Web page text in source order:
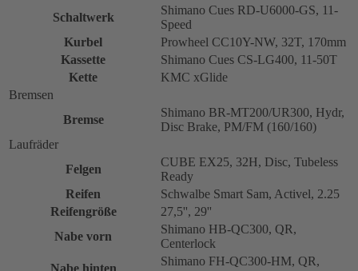
Schaltwerk
Shimano Cues RD-U6000-GS, 11-
Speed
Kurbel
Prowheel CC10Y-NW, 32T, 170mm
Kassette
Shimano Cues CS-LG400, 11-50T
Kette
KMC xGlide
Bremsen
Bremse
Shimano BR-MT200/UR300, Hydr,
Disc Brake, PM/FM (160/160)
Laufräder
Felgen
CUBE EX25, 32H, Disc, Tubeless
Ready
Reifen
Schwalbe Smart Sam, Activel, 2.25
Reifengröße
27,5'', 29''
Nabe vorn
Shimano HB-QC300, QR,
Centerlock
Nabe hinten
Shimano FH-QC300-HM, QR,